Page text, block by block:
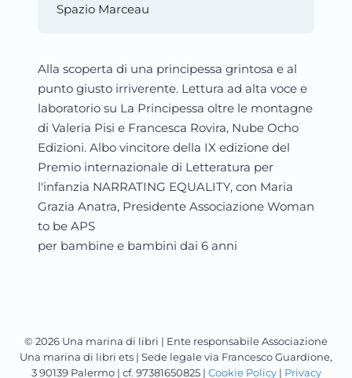
Spazio Marceau
Alla scoperta di una principessa grintosa e al
punto giusto irriverente. Lettura ad alta voce e
laboratorio su La Principessa oltre le montagne
di Valeria Pisi e Francesca Rovira, Nube Ocho
Edizioni. Albo vincitore della IX edizione del
Premio internazionale di Letteratura per
l'infanzia NARRATING EQUALITY, con Maria
Grazia Anatra, Presidente Associazione Woman
to be APS
per bambine e bambini dai 6 anni
© 2026 Una marina di libri | Ente responsabile Associazione
Una marina di libri ets | Sede legale via Francesco Guardione,
3 90139 Palermo | cf. 97381650825 | Cookie Policy| Privacy